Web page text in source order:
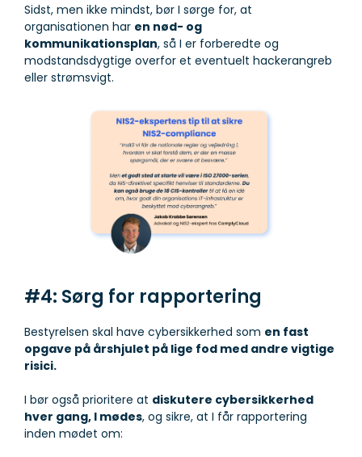
Sidst, men ikke mindst, bør I sørge for, at
organisationen har en nød- og
kommunikationsplan, så I er forberedte og
modstandsdygtige overfor et eventuelt hackerangreb
eller strømsvigt.
#4: Sørg for rapportering
Bestyrelsen skal have cybersikkerhed som en fast
opgave på årshjulet på lige fod med andre vigtige
risici.
I bør også prioritere at diskutere cybersikkerhed
hver gang, I mødes, og sikre, at I får rapportering
inden mødet om: